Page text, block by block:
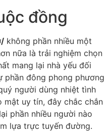
đồng
không phần nhiều một
nữa là trải nghiệm chọn
mang lại nhà yếu đối
phần đông phong phương
người dùng nhiệt tình
mật uy tín, đây chắc chắn
phần nhiều người nào
lựa trực tuyến đường.